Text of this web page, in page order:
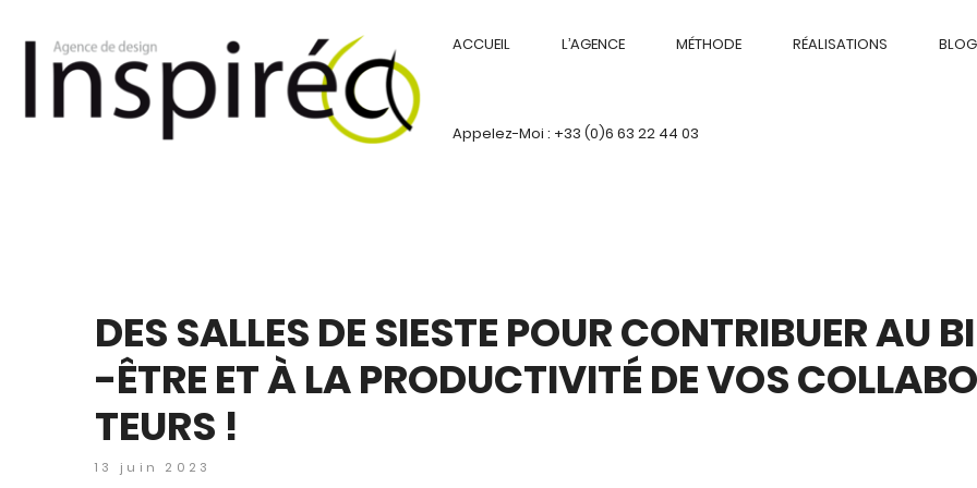
ACCUEIL L’AGENCE MÉTHODE RÉALISATIONS BLOG
Appelez-Moi : +33 (0)6 63 22 44 03
DES SALLES DE SIESTE POUR CONTRIBUER AU
-ÊTRE ET À LA PRODUCTIVITÉ DE VOS
TEURS !
13 juin 2023